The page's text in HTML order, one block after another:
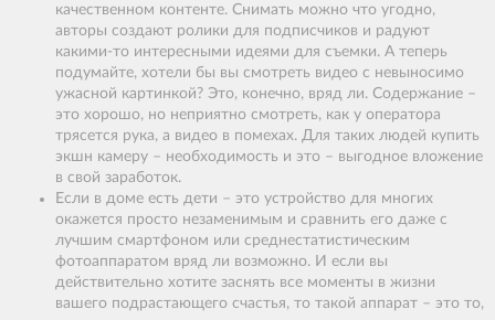
качественном контенте. Снимать можно что угодно,
авторы создают ролики для подписчиков и радуют
какими-то интересными идеями для съемки. А теперь
подумайте, хотели бы вы смотреть видео с невыносимо
ужасной картинкой? Это, конечно, вряд ли. Содержание –
это хорошо, но неприятно смотреть, как у оператора
трясется рука, а видео в помехах. Для таких людей купить
экшн камеру – необходимость и это – выгодное вложение
в свой заработок.
Если в доме есть дети – это устройство для многих
окажется просто незаменимым и сравнить его даже с
лучшим смартфоном или среднестатистическим
фотоаппаратом вряд ли возможно. И если вы
действительно хотите заснять все моменты в жизни
вашего подрастающего счастья, то такой аппарат – это то,